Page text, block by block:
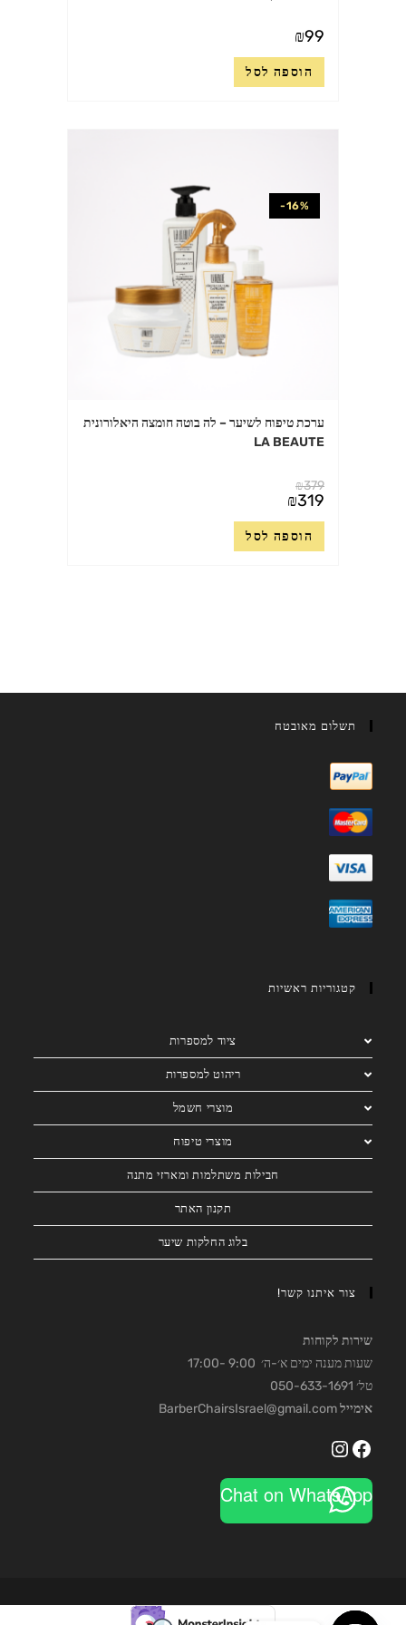
₪99
הוספה לסל
-16%
ערכת טיפוח לשיער – לה בוטה חומצה היאלורונית
LA BEAUTE
₪379
המחיר
המקורי
היה:
₪379.
₪319
הנוכחי
הוא:
₪319.
הוספה לסל
תשלום מאובטח
קטגוריות ראשיות
ציוד למספרות
ריהוט למספרות
מוצרי חשמל
מוצרי טיפוח
חבילות משתלמות ומארזי מתנה
תקנון האתר
בלוג החלקות שיער
צור איתנו קשר!
שירות לקוחות
שעות מענה ימים א׳-ה׳ 9:00 -17:00
טל׳ 050-633-1691
אימיילBarberChairsIsrael@gmail.com
Facebook
Instagram
Chat on WhatsApp